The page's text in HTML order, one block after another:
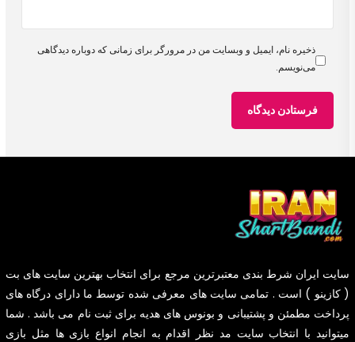
ذخیره نام، ایمیل و وبسایت من در مرورگر برای زمانی که دوباره دیدگاهی
می‌نویسم.
سایت ایران شرط بندی معتبرترین مرجع برای انتخاب بهترین سایت های بت
( کازینو ) است . تمامی سایت های معرفی شده توسط ما دارای درگاه های
پرداخت مطمئن و پشتیبانی و بونوس های هدیه برای ثبت نام می باشد . شما
میتوانید با انتخاب سایت مد نظر اقدام به انجام انواع بازی ها مثل بازی